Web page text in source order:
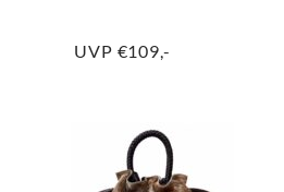
UVP €109,-